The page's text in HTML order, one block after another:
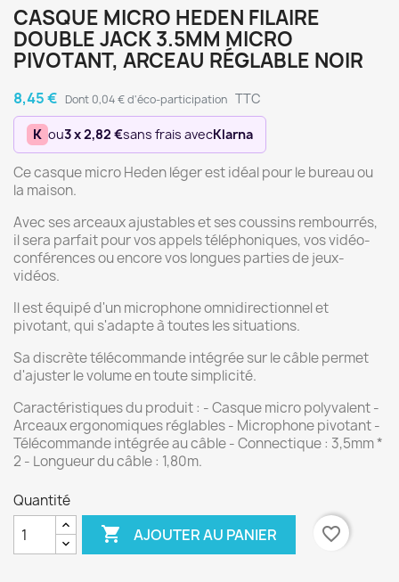
CASQUE MICRO HEDEN FILAIRE
DOUBLE JACK 3.5MM MICRO
PIVOTANT, ARCEAU RÉGLABLE NOIR
8,45 € Dont 0,04 € d'éco-participation TTC
K ou3 x 2,82 €sans frais avecKlarna
Ce casque micro Heden léger est idéal pour le bureau ou
la maison.
Avec ses arceaux ajustables et ses coussins rembourrés,
il sera parfait pour vos appels téléphoniques, vos vidéo-
conférences ou encore vos longues parties de jeux-
vidéos.
Il est équipé d'un microphone omnidirectionnel et
pivotant, qui s'adapte à toutes les situations.
Sa discrète télécommande intégrée sur le câble permet
d'ajuster le volume en toute simplicité.
Caractéristiques du produit : - Casque micro polyvalent -
Arceaux ergonomiques réglables - Microphone pivotant -
Télécommande intégrée au câble - Connectique : 3,5mm *
2 - Longueur du câble : 1,80m.
Quantité
 AJOUTER AU PANIER favorite_border